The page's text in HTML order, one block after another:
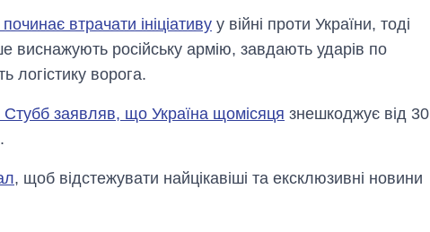
починає втрачати ініціативу у війні проти України, тоді
виснажують російську армію, завдають ударів по
логістику ворога.
заявляв, що Україна щомісяця знешкоджує від 30
, щоб відстежувати найцікавіші та ексклюзивні новини